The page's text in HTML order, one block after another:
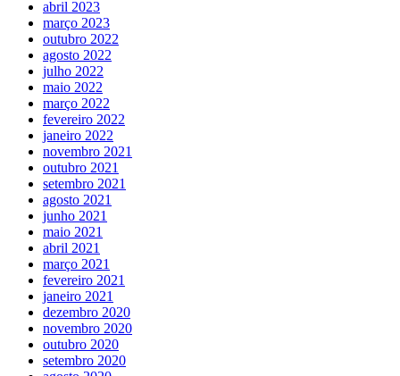
abril 2023
março 2023
outubro 2022
agosto 2022
julho 2022
maio 2022
março 2022
fevereiro 2022
janeiro 2022
novembro 2021
outubro 2021
setembro 2021
agosto 2021
junho 2021
maio 2021
abril 2021
março 2021
fevereiro 2021
janeiro 2021
dezembro 2020
novembro 2020
outubro 2020
setembro 2020